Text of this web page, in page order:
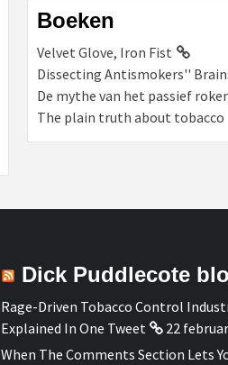
Boeken
Velvet Glove, Iron Fist
Dissecting Antismokers''
De mythe van het passief
The plain truth about tobacco
Dick Puddlecote
Rage-Driven Tobacco Control
Explained In One Tweet
22
When The Comments Section Lets